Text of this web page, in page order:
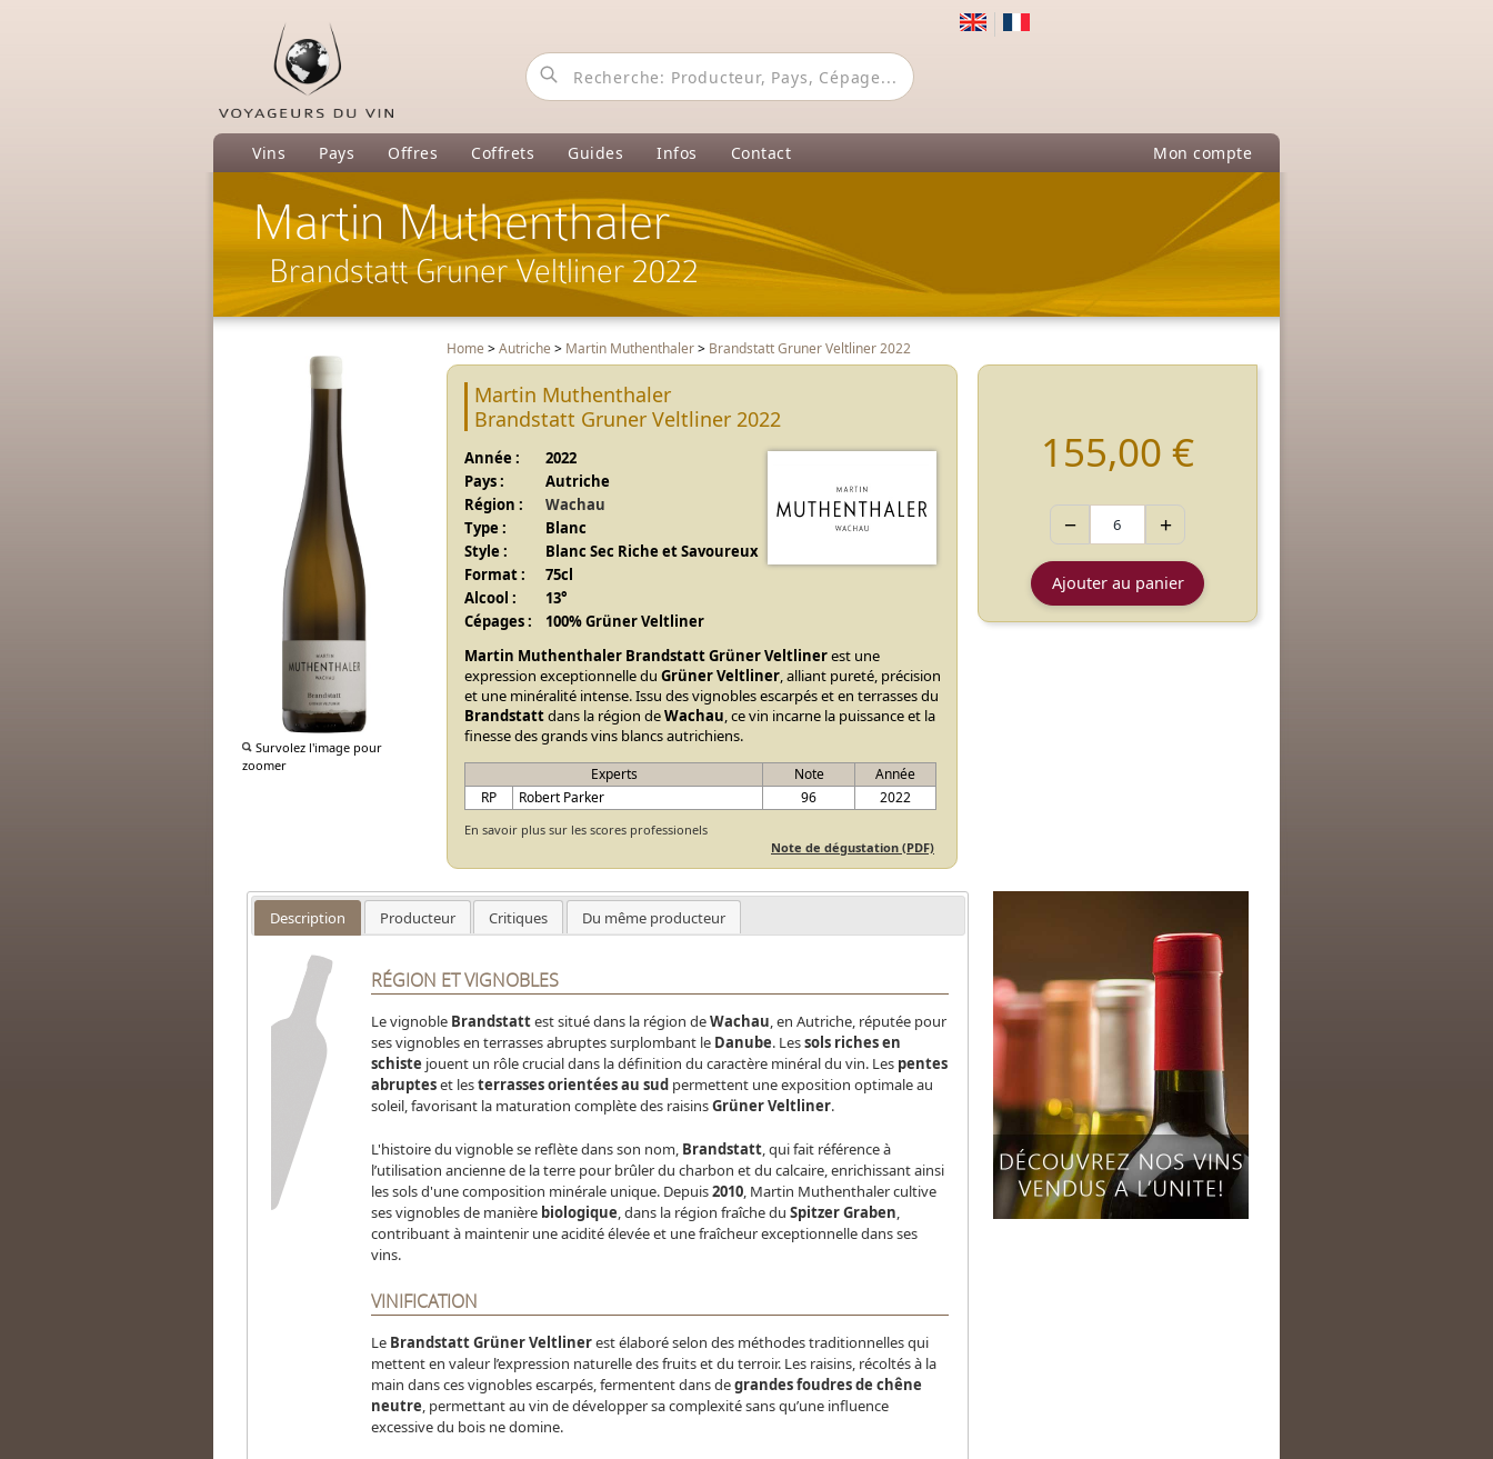
Vins Pays Offres Coffrets Guides Infos Contact Mon compte
Martin Muthenthaler
Brandstatt Gruner Veltliner 2022
Survolez l'image pour
zoomer
Home >Autriche > Martin Muthenthaler> Brandstatt Gruner Veltliner 2022
Martin Muthenthaler
Brandstatt Gruner Veltliner 2022
Année :
2022
Pays :
Autriche
Région :
Wachau
Type :
Blanc
Style :
Blanc Sec Riche et Savoureux
Format :
75cl
Alcool :
13°
Cépages :
100% Grüner Veltliner
Martin Muthenthaler Brandstatt Grüner Veltlinerest une
expression exceptionnelle du Grüner Veltliner, alliant pureté, précision
et une minéralité intense. Issu des vignobles escarpés et en terrasses du
Brandstattdans la région deWachau, ce vin incarne la puissance et la
finesse des grands vins blancs autrichiens.
Experts Note
Année
RP
Robert Parker 96 2022
En savoir plus sur les scores professionels
Note de dégustation (PDF)
Description Producteur Critiques Du même producteur
RÉGION ET VIGNOBLES
Le vignoble Brandstattest situé dans la région deWachau, en Autriche, réputée pour
ses vignobles en terrasses abruptes surplombant le Danube. Lessols riches en
schiste jouent un rôle crucial dans la définition du caractère minéral du vin. Les pentes
abrupteset lesterrasses orientées au sudpermettent une exposition optimale au
soleil, favorisant la maturation complète des raisinsGrüner Veltliner.
L'histoire du vignoble se reflète dans son nom, Brandstatt, qui fait référence à
l’utilisation ancienne de la terre pour brûler du charbon et du calcaire, enrichissant ainsi
les sols d'une composition minérale unique. Depuis2010, Martin Muthenthaler cultive
ses vignobles de manière biologique, dans la région fraîche du Spitzer Graben,
contribuant à maintenir une acidité élevée et une fraîcheur exceptionnelle dans ses
vins.
VINIFICATION
Le Brandstatt Grüner Veltlinerest élaboré selon des méthodes traditionnelles qui
mettent en valeur l’expression naturelle des fruits et du terroir. Les raisins, récoltés à la
main dans ces vignobles escarpés, fermentent dans degrandes foudres de chêne
neutre, permettant au vin de développer sa complexité sans qu’une influence
excessive du bois ne domine.
155,00 €
− +
Ajouter au panier